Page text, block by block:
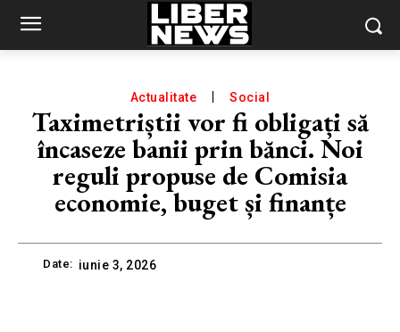
Actualitate Social
Taximetriștii vor fi obligați să
încaseze banii prin bănci. Noi
reguli propuse de Comisia
economie, buget și finanțe
Date: iunie 3, 2026